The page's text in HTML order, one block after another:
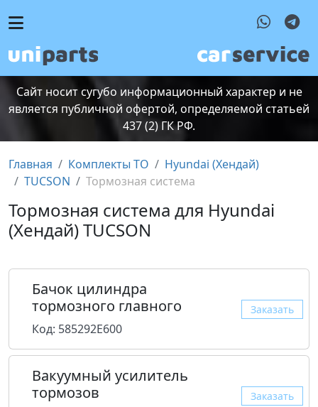
Сайт носит сугубо информационный характер и не
является публичной офертой, определяемой статьей
437 (2) ГК РФ.
Главная Комплекты ТО
Hyundai (Хендай)
TUCSON
Тормозная система
Тормозная система для Hyundai
(Хендай) TUCSON
Бачок цилиндра
тормозного главного
Код: 585292E600
Заказать
Вакуумный усилитель
тормозов
Заказать